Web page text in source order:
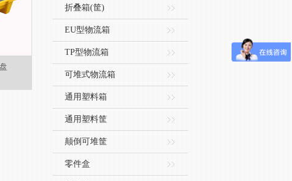
折叠箱(筐)
EU型物流箱
TP型物流箱
可堆式物流箱
通用塑料箱
通用塑料筐
颠倒可堆筐
零件盒